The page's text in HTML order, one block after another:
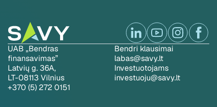
UAB „Bendras
finansavimas”
Latvių g. 36A,
LT-08113 Vilnius
+370 (5) 272 0151
Bendri klausimai
labas@savy.lt
Investuotojams
investuoju@savy.lt